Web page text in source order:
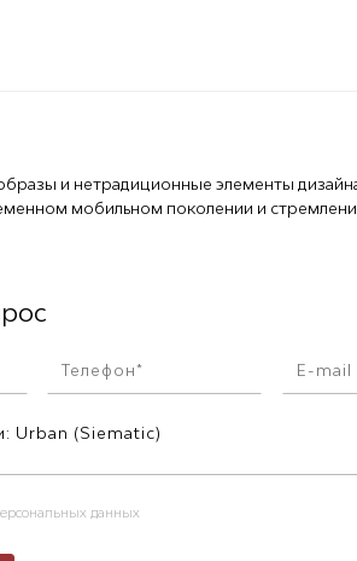
и нетрадиционные элементы
мобильном поколении и
данных